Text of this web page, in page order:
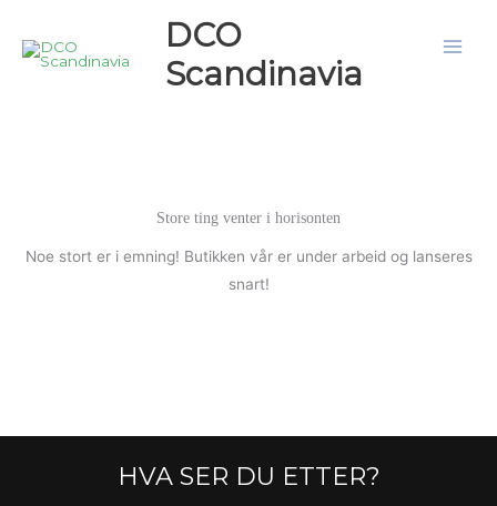
rett
DCO
Scandinavia
Store ting venter i horisonten
Noe stort er i emning! Butikken vår er under arbeid og lanseres
snart!
HVA SER DU ETTER?